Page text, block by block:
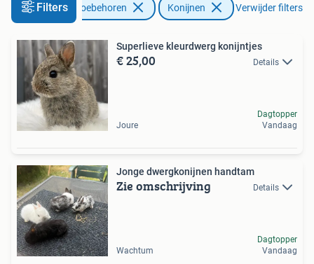
Filters
Dieren en Toebehoren Konijnen Verwijder filters
Superlieve kleurdwerg konijntjes
€ 25,00 Details
Joure
Dagtopper
Vandaag
Jonge dwergkonijnen handtam
Zie omschrijving Details
Wachtum
Dagtopper
Vandaag